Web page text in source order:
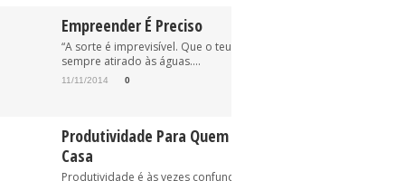
Empreender É Preciso
“A sorte é imprevisível. Que o teu anzol esteja, pois,
sempre atirado às águas....
11/11/2014 0
Produtividade Para Quem Trabalha Em
Casa
Produtividade é às vezes confundida com “trabalhe